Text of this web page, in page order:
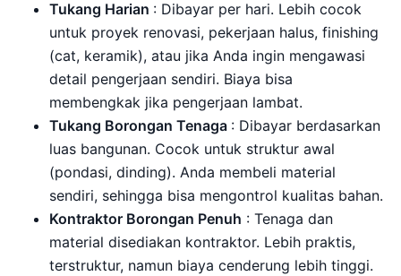
Tukang Harian : Dibayar per hari. Lebih cocok
untuk proyek renovasi, pekerjaan halus, finishing
(cat, keramik), atau jika Anda ingin mengawasi
detail pengerjaan sendiri. Biaya bisa
membengkak jika pengerjaan lambat.
Tukang Borongan Tenaga : Dibayar berdasarkan
luas bangunan. Cocok untuk struktur awal
(pondasi, dinding). Anda membeli material
sendiri, sehingga bisa mengontrol kualitas bahan.
Kontraktor Borongan Penuh : Tenaga dan
material disediakan kontraktor. Lebih praktis,
terstruktur, namun biaya cenderung lebih tinggi.